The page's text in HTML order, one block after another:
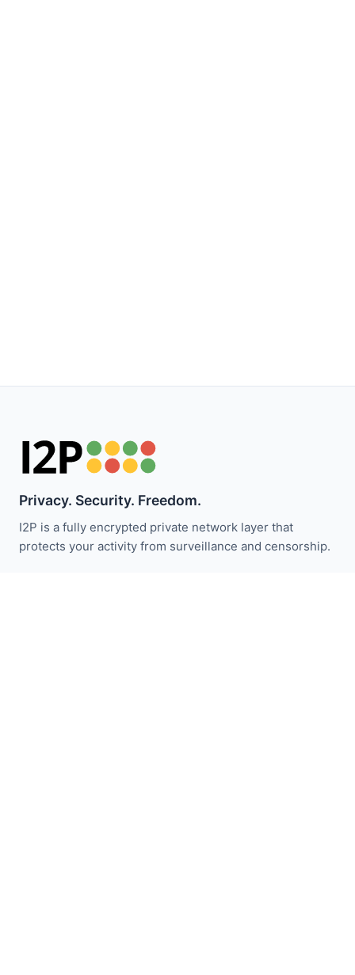
Privacy. Security. Freedom.
I2P is a fully encrypted private network layer that
protects your activity from surveillance and censorship.